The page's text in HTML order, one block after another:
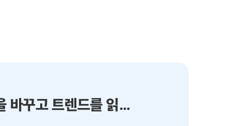
바닥난 뇌력을 끌어올리는 생각의 기술 - 관점을 바꾸고 트렌드를 읽는 철학자들의 사고법